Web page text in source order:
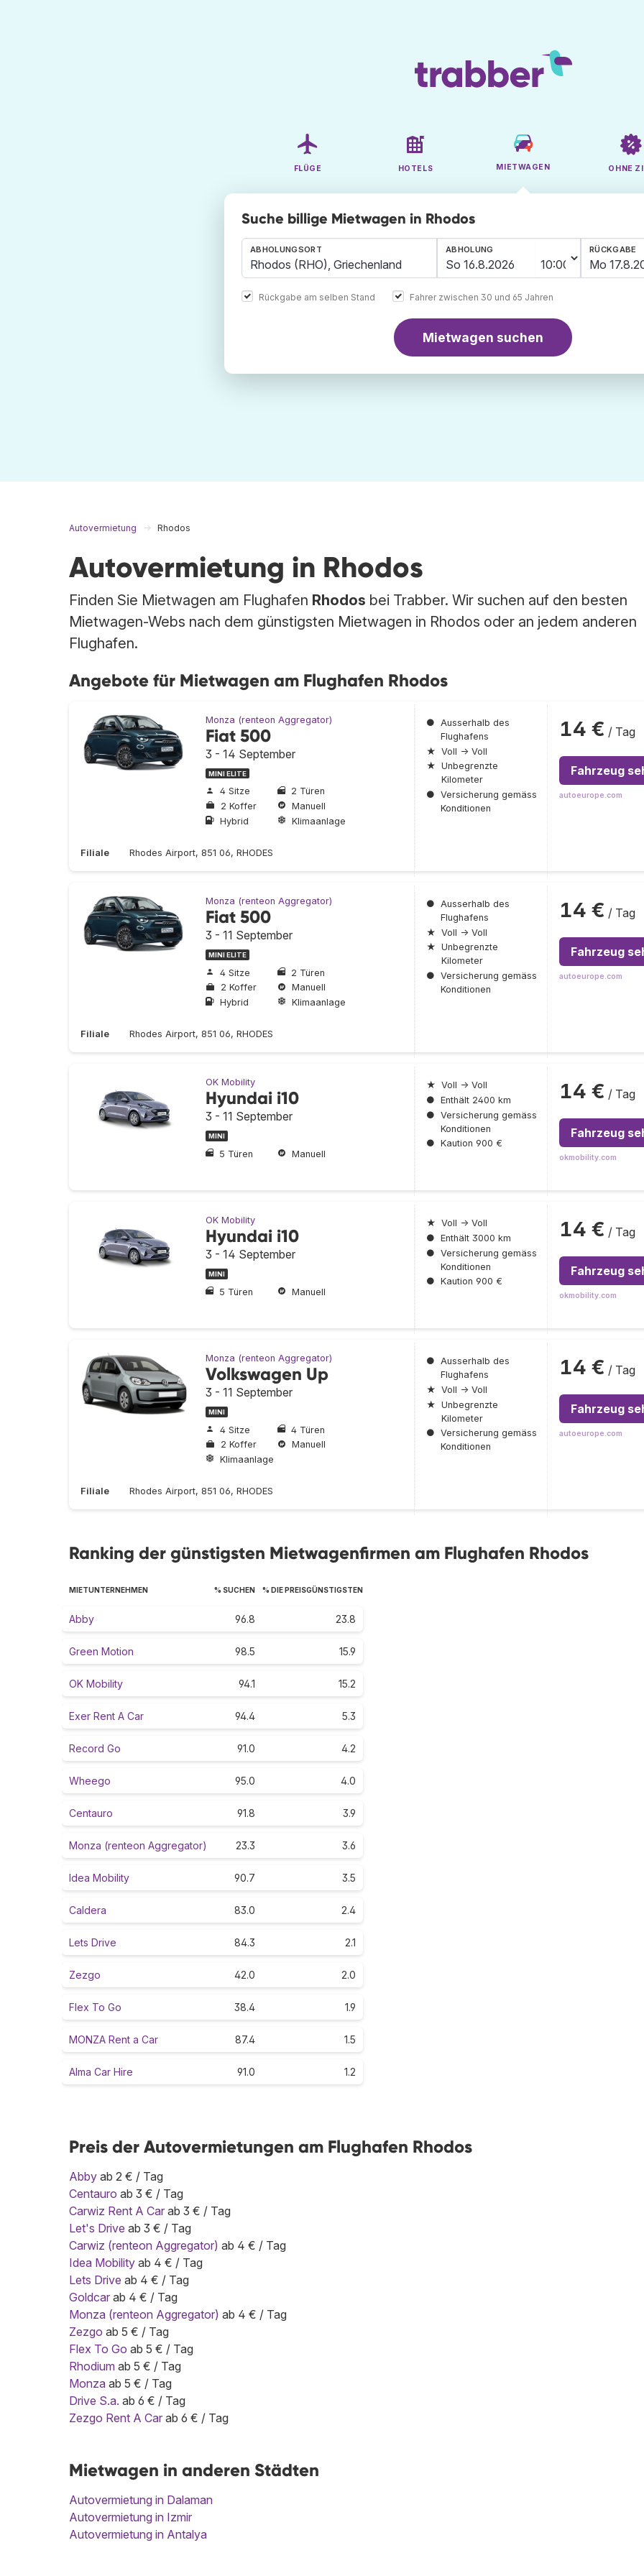
FLÜGE HOTELS MIETWAGEN OHNE
Suche billige Mietwagen in Rhodos
ABHOLUNGSORT ABHOLUNG RÜCKGABE
Rückgabe am selben Stand Fahrer zwischen 30 und 65 Jahren
Mietwagen suchen
Autovermietung Rhodos
Autovermietung in Rhodos
Finden Sie Mietwagen am Flughafen Rhodos bei Trabber. Wir suchen auf den besten
Mietwagen-Webs nach dem günstigsten Mietwagen in Rhodos oder an jedem anderen
Flughafen.
Angebote für Mietwagen am Flughafen Rhodos
Monza (renteon Aggregator)
Fiat 500
3 - 14 September
MINI ELITE
4 Sitze
2 Türen
2 Koffer
Manuell
Hybrid
Klimaanlage
Filiale Rhodes Airport, 851 06, RHODES
● Ausserhalb des
Flughafens
★ Voll → Voll
★ Unbegrenzte
Kilometer
● Versicherung gemäss
Konditionen
14 € / Tag
Fahrzeug
autoeurope.com
Monza (renteon Aggregator)
Fiat 500
3 - 11 September
MINI ELITE
4 Sitze
2 Türen
2 Koffer
Manuell
Hybrid
Klimaanlage
Filiale Rhodes Airport, 851 06, RHODES
● Ausserhalb des
Flughafens
★ Voll → Voll
★ Unbegrenzte
Kilometer
● Versicherung gemäss
Konditionen
14 € / Tag
Fahrzeug
autoeurope.com
OK Mobility
Hyundai i10
3 - 11 September
MINI
5 Türen Manuell
★ Voll → Voll
● Enthält 2400 km
● Versicherung gemäss
Konditionen
● Kaution 900 €
14 € / Tag
Fahrzeug
okmobility.com
OK Mobility
Hyundai i10
3 - 14 September
MINI
5 Türen Manuell
★ Voll → Voll
● Enthält 3000 km
● Versicherung gemäss
Konditionen
● Kaution 900 €
14 € / Tag
Fahrzeug
okmobility.com
Monza (renteon Aggregator)
Volkswagen Up
3 - 11 September
MINI
4 Sitze
4 Türen
2 Koffer
Manuell
Klimaanlage
Filiale Rhodes Airport, 851 06, RHODES
● Ausserhalb des
Flughafens
★ Voll → Voll
★ Unbegrenzte
Kilometer
● Versicherung gemäss
Konditionen
14 € / Tag
Fahrzeug
autoeurope.com
Ranking der günstigsten Mietwagenfirmen am Flughafen Rhodos
MIETUNTERNEHMEN % SUCHEN % DIE PREISGÜNSTIGSTEN
Abby 96.8 23.8
Green Motion 98.5 15.9
OK Mobility 94.1 15.2
Exer Rent A Car 94.4 5.3
Record Go 91.0 4.2
Wheego 95.0 4.0
Centauro 91.8 3.9
Monza (renteon Aggregator) 23.3 3.6
Idea Mobility 90.7 3.5
Caldera 83.0 2.4
Lets Drive 84.3 2.1
Zezgo 42.0 2.0
Flex To Go 38.4 1.9
MONZA Rent a Car 87.4 1.5
Alma Car Hire 91.0 1.2
Preis der Autovermietungen am Flughafen Rhodos
Abby ab 2 € / Tag
Centauro ab 3 € / Tag
Carwiz Rent A Car ab 3 € / Tag
Let's Drive ab 3 € / Tag
Carwiz (renteon Aggregator) ab 4 € / Tag
Idea Mobility ab 4 € / Tag
Lets Drive ab 4 € / Tag
Goldcar ab 4 € / Tag
Monza (renteon Aggregator) ab 4 € / Tag
Zezgo ab 5 € / Tag
Flex To Go ab 5 € / Tag
Rhodium ab 5 € / Tag
Monza ab 5 € / Tag
Drive S.a. ab 6 € / Tag
Zezgo Rent A Car ab 6 € / Tag
Mietwagen in anderen Städten
Autovermietung in Dalaman
Autovermietung in Izmir
Autovermietung in Antalya